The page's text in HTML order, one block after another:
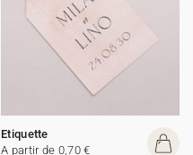
Etiquette
A partir de 0,70 €